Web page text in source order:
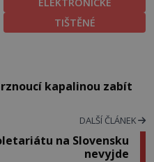
TIŠTĚNÉ
kapalinou zabít
DALŠÍ ČLÁNEK
na Slovensku
nevyjde